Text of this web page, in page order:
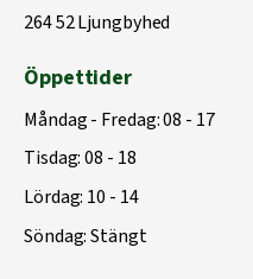
264 52 Ljungbyhed
Öppettider
Måndag - Fredag: 08 - 17
Tisdag: 08 - 18
Lördag: 10 - 14
Söndag: Stängt